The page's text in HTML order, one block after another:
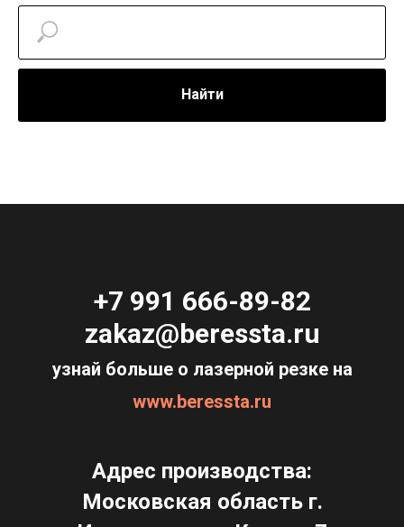
Найти
+7 991 666-89-82
zakaz@beressta.ru
узнай больше о лазерной резке на
www.beressta.ru
Адрес производства:
Московская область г.